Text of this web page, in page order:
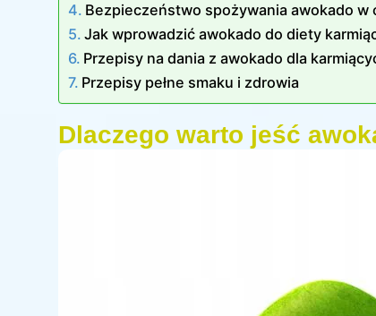
Bezpieczeństwo spożywania awokado w
Jak wprowadzić awokado do diety
Przepisy na dania z awokado dla
Przepisy pełne smaku i zdrowia
Dlaczego warto jeść